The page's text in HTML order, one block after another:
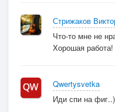
Стрижаков
Что-то мне не
Хорошая работа!
Qwertysvetka
Иди спи на